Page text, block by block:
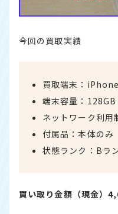
今回の買取実績
買取端末：
端末容量：128GB
ネットワーク利
付属品：本体のみ
状態ランク：Bラ
買い取り金額（現金）